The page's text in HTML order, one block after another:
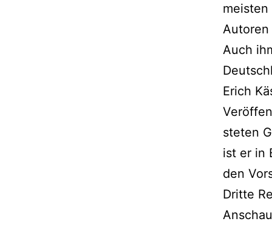
Auch
Erich
steten
ist er in
den
Dritte